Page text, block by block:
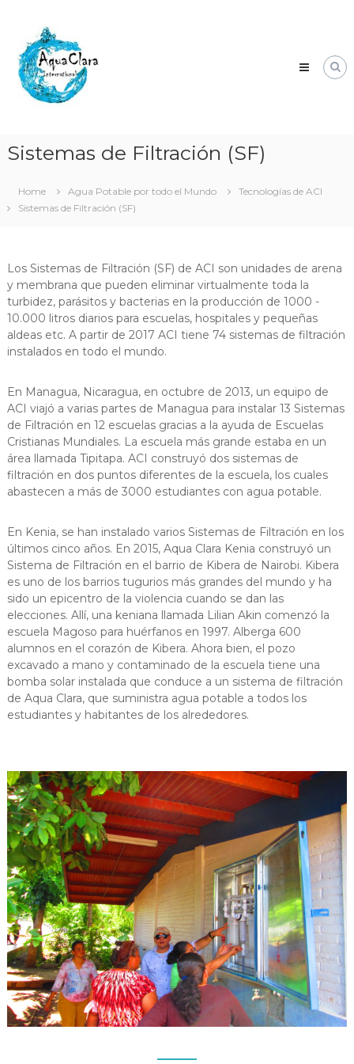
content
Clara
Clean
water
for
the
Sistemas de Filtración (SF)
Home Agua Potable por todo el Mundo
Tecnologías de ACI
Sistemas de Filtración (SF)
Los Sistemas de Filtración (SF) de ACI son unidades de arena
y membrana que pueden eliminar virtualmente toda la
turbidez, parásitos y bacterias en la producción de 1000 -
10.000 litros diarios para escuelas, hospitales y pequeñas
aldeas etc. A partir de 2017 ACI tiene 74 sistemas de filtración
instalados en todo el mundo.
En Managua, Nicaragua, en octubre de 2013, un equipo de
ACI viajó a varias partes de Managua para instalar 13 Sistemas
de Filtración en 12 escuelas gracias a la ayuda de Escuelas
Cristianas Mundiales. La escuela más grande estaba en un
área llamada Tipitapa. ACI construyó dos sistemas de
filtración en dos puntos diferentes de la escuela, los cuales
abastecen a más de 3000 estudiantes con agua potable.
En Kenia, se han instalado varios Sistemas de Filtración en los
últimos cinco años. En 2015, Aqua Clara Kenia construyó un
Sistema de Filtración en el barrio de Kibera de Nairobi. Kibera
es uno de los barrios tugurios más grandes del mundo y ha
sido un epicentro de la violencia cuando se dan las
elecciones. Allí, una keniana llamada Lilian Akin comenzó la
escuela Magoso para huérfanos en 1997. Alberga 600
alumnos en el corazón de Kibera. Ahora bien, el pozo
excavado a mano y contaminado de la escuela tiene una
bomba solar instalada que conduce a un sistema de filtración
de Aqua Clara, que suministra agua potable a todos los
estudiantes y habitantes de los alrededores.